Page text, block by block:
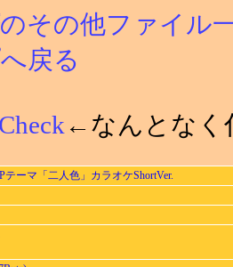
のその他ファイル
戻る
Check ←なんとなく
ーマ「二人色」カラオケShortVer.